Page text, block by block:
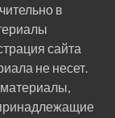
в
сайта
не несет.